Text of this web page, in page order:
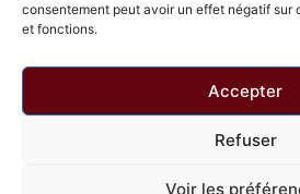
consentement peut avoir un effet négatif sur
et fonctions.
Accepter
Refuser
Voir les
© 2026 - Télévision Régionale des Moulins. Tous